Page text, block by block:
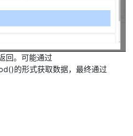
回。可能通过
的形式获取数据，最终通过